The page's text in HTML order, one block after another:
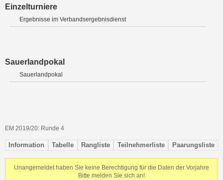
Einzelturniere
Ergebnisse im Verbandsergebnisdienst
Sauerlandpokal
Sauerlandpokal
EM 2019/20: Runde 4
Information Tabelle Rangliste Teilnehmerliste Paarungsliste
Unangemeldet haben Sie keine Berechtigung für die Daten der Vorjahre
Bitte melden Sie sich an!